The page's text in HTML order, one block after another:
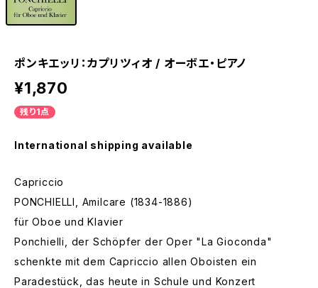
ポンキエッリ：カプリツィオ / オーボエ・ピアノ
¥1,870
残り1点
International shipping available
Capriccio
PONCHIELLI, Amilcare (1834-1886)
für Oboe und Klavier
Ponchielli, der Schöpfer der Oper "La Gioconda"
schenkte mit dem Capriccio allen Oboisten ein
Paradestück, das heute in Schule und Konzert